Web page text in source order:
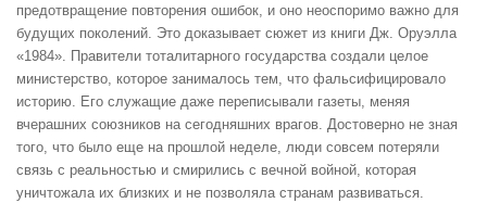
предотвращение повторения ошибок, и оно неоспоримо важно для
будущих поколений. Это доказывает сюжет из книги Дж. Оруэлла
«1984». Правители тоталитарного государства создали целое
министерство, которое занималось тем, что фальсифицировало
историю. Его служащие даже переписывали газеты, меняя
вчерашних союзников на сегодняшних врагов. Достоверно не зная
того, что было еще на прошлой неделе, люди совсем потеряли
связь с реальностью и смирились с вечной войной, которая
уничтожала их близких и не позволяла странам развиваться.